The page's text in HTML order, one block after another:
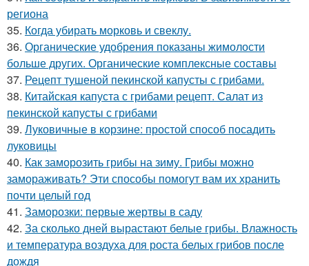
региона
35. Когда убирать морковь и свеклу.
36. Органические удобрения показаны жимолости
больше других. Органические комплексные составы
37. Рецепт тушеной пекинской капусты с грибами.
38. Китайская капуста с грибами рецепт. Салат из
пекинской капусты с грибами
39. Луковичные в корзине: простой способ посадить
луковицы
40. Как заморозить грибы на зиму. Грибы можно
замораживать? Эти способы помогут вам их хранить
почти целый год
41. Заморозки: первые жертвы в саду
42. За сколько дней вырастают белые грибы. Влажность
и температура воздуха для роста белых грибов после
дождя